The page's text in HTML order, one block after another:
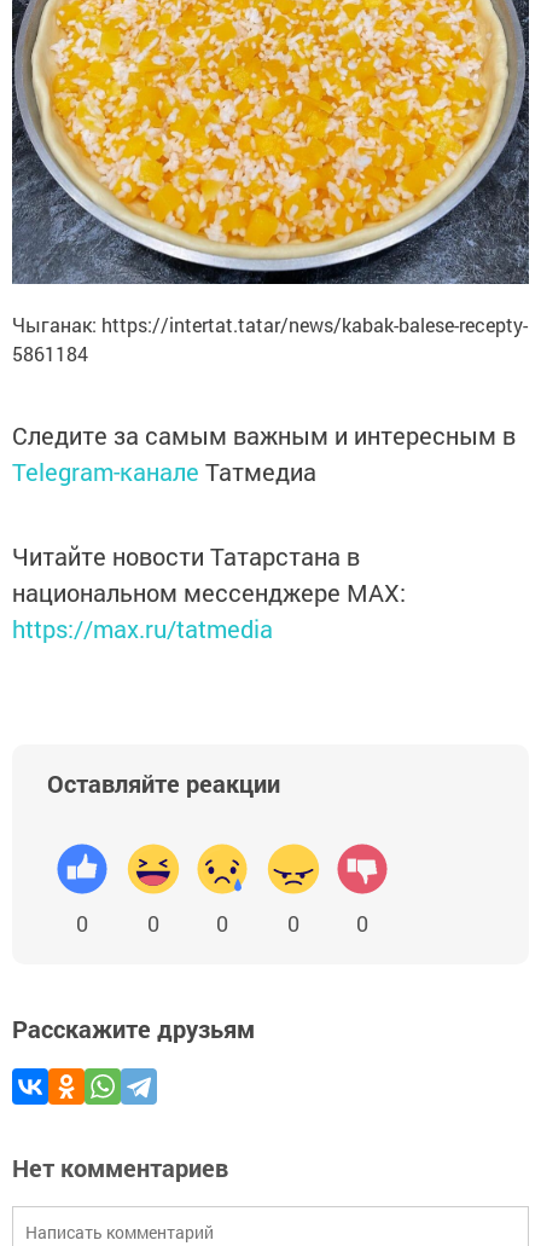
Чыганак: https://intertat.tatar/news/kabak-balese-recepty-
5861184
Следите за самым важным и интересным в
Telegram-канале Татмедиа
Читайте новости Татарстана в
национальном мессенджере MАХ:
https://max.ru/tatmedia
Оставляйте реакции
0 0 0 0 0
Расскажите друзьям
Нет комментариев